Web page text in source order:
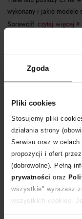
Zgoda
Pliki cookies
Stosujemy pliki
działania strony
Serwisu oraz w
propozycji i ofert
(dobrowolne). Pełną
prywatności oraz
wszystkie" wyrażasz
wszystkich cookies.
wykonany i jakie modele
Sprawdź! czytaj więcej
Trendy jesień